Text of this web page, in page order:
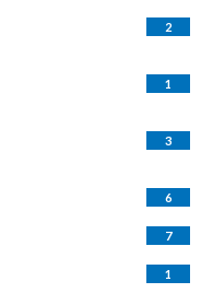
2
1
3
6
7
1